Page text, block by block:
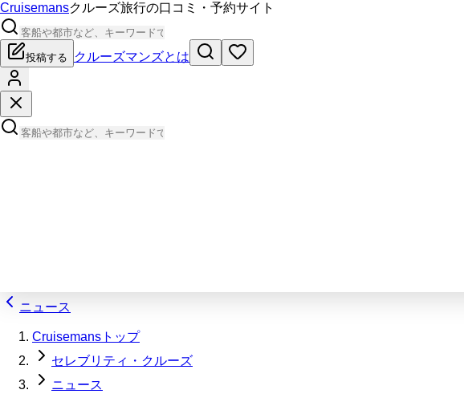
Cruisemansクルーズ旅行の口コミ・予約サイト
投稿する クルーズマンズとは
ニュース
Cruisemansトップ
セレブリティ・クルーズ
ニュース